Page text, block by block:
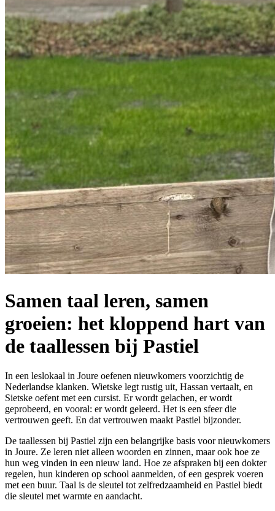
Samen taal leren, samen
groeien: het kloppend hart van
de taallessen bij Pastiel
In een leslokaal in Joure oefenen nieuwkomers voorzichtig de
Nederlandse klanken. Wietske legt rustig uit, Hassan vertaalt, en
Sietske oefent met een cursist. Er wordt gelachen, er wordt
geprobeerd, en vooral: er wordt geleerd. Het is een sfeer die
vertrouwen geeft. En dat vertrouwen maakt Pastiel bijzonder.
De taallessen bij Pastiel zijn een belangrijke basis voor nieuwkomers
in Joure. Ze leren niet alleen woorden en zinnen, maar ook hoe ze
hun weg vinden in een nieuw land. Hoe ze afspraken bij een dokter
regelen, hun kinderen op school aanmelden, of een gesprek voeren
met een buur. Taal is de sleutel tot zelfredzaamheid en Pastiel biedt
die sleutel met warmte en aandacht.